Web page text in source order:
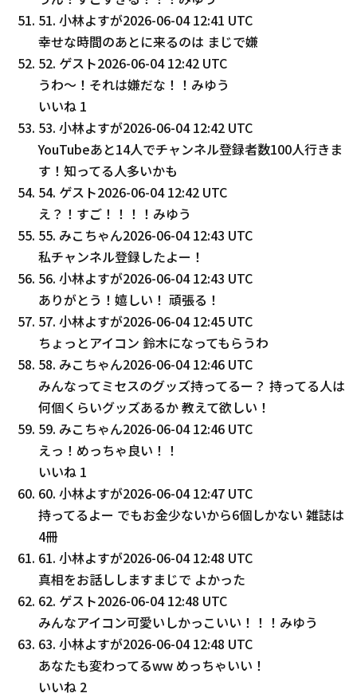
51. 小林よすが2026-06-04 12:41 UTC
幸せな時間のあとに来るのは まじで嫌
52. ゲスト2026-06-04 12:42 UTC
うわ〜！それは嫌だな！！みゆう
いいね 1
53. 小林よすが2026-06-04 12:42 UTC
YouTubeあと14人でチャンネル登録者数100人行きま
す！知ってる人多いかも
54. ゲスト2026-06-04 12:42 UTC
え？！すご！！！！みゆう
55. みこちゃん2026-06-04 12:43 UTC
私チャンネル登録したよー！
56. 小林よすが2026-06-04 12:43 UTC
ありがとう！嬉しい！ 頑張る！
57. 小林よすが2026-06-04 12:45 UTC
ちょっとアイコン 鈴木になってもらうわ
58. みこちゃん2026-06-04 12:46 UTC
みんなってミセスのグッズ持ってるー？ 持ってる人は
何個くらいグッズあるか 教えて欲しい！
59. みこちゃん2026-06-04 12:46 UTC
えっ！めっちゃ良い！！
いいね 1
60. 小林よすが2026-06-04 12:47 UTC
持ってるよー でもお金少ないから6個しかない 雑誌は
4冊
61. 小林よすが2026-06-04 12:48 UTC
真相をお話ししますまじで よかった
62. ゲスト2026-06-04 12:48 UTC
みんなアイコン可愛いしかっこいい！！！みゆう
63. 小林よすが2026-06-04 12:48 UTC
あなたも変わってるww めっちゃいい！
いいね 2